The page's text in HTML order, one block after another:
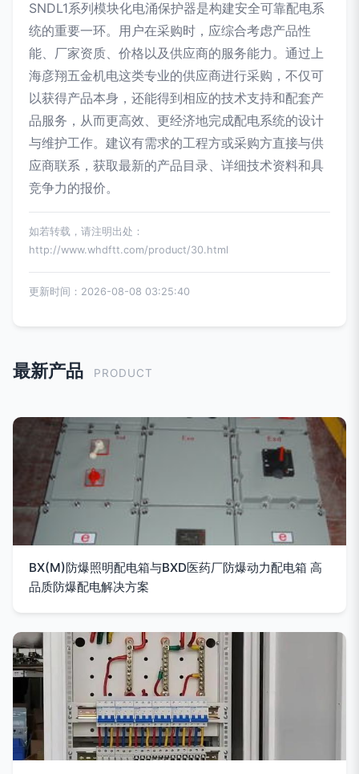
SNDL1系列模块化电涌保护器是构建安全可靠配电系
统的重要一环。用户在采购时，应综合考虑产品性
能、厂家资质、价格以及供应商的服务能力。通过上
海彦翔五金机电这类专业的供应商进行采购，不仅可
以获得产品本身，还能得到相应的技术支持和配套产
品服务，从而更高效、更经济地完成配电系统的设计
与维护工作。建议有需求的工程方或采购方直接与供
应商联系，获取最新的产品目录、详细技术资料和具
竞争力的报价。
如若转载，请注明出处：
http://www.whdftt.com/product/30.html
更新时间：2026-08-08 03:25:40
最新产品 PRODUCT
BX(M)防爆照明配电箱与BXD医药厂防爆动力配电箱 高
品质防爆配电解决方案